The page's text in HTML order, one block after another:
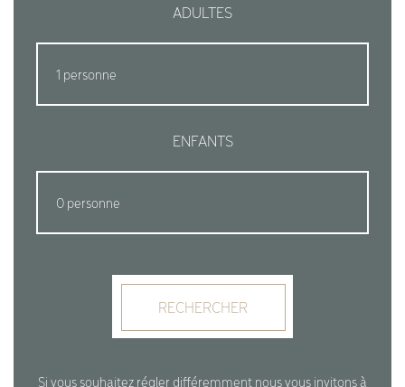
ADULTES
ENFANTS
RECHERCHER
Si vous souhaitez régler différemment nous vous invitons à